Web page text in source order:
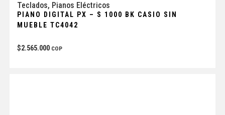
Teclados, Pianos Eléctricos
PIANO DIGITAL PX – S 1000 BK CASIO SIN
MUEBLE TC4042
$2.565.000 COP